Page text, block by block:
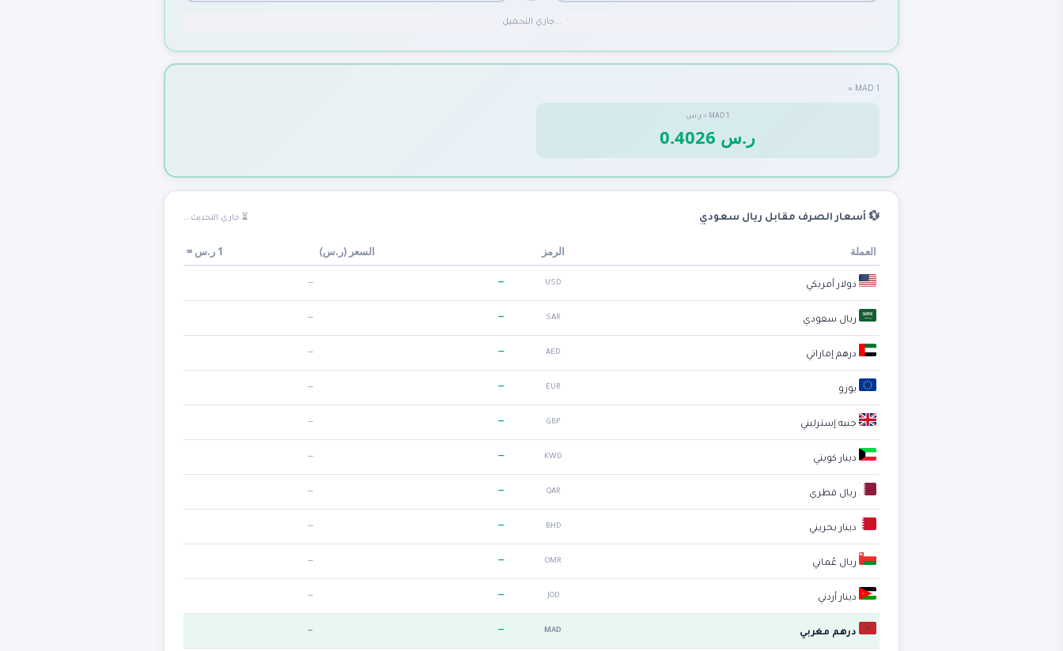
جاري التحميل...
1 MAD =
1
MAD
= ر.س
0.4026 ر.س
💱 أسعار الصرف مقابل ريال سعودي ⏳ جاري التحديث...
العملة الرمز السعر (ر.س)
1 ر.س =
دولار أمريكي USD
—
—
ريال سعودي SAR
—
—
درهم إماراتي AED
—
—
يورو EUR
—
—
جنيه إسترليني GBP
—
—
دينار كويتي KWD
—
—
ريال قطري QAR
—
—
دينار بحريني BHD
—
—
ريال عُماني OMR
—
—
دينار أردني JOD
—
—
درهم مغربي MAD
—
—